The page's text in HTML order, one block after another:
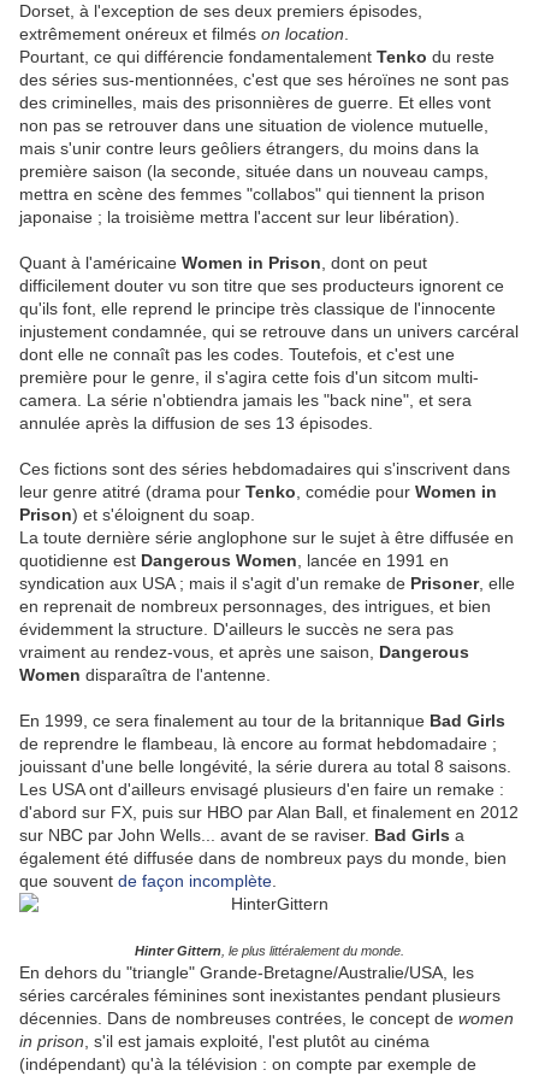
Dorset, à l'exception de ses deux premiers épisodes,
extrêmement onéreux et filmés on location
Pourtant, ce qui différencie fondamentalement Tenko du reste
des séries sus-mentionnées, c'est que ses héroïnes ne sont pas
des criminelles, mais des prisonnières de guerre. Et elles vont
non pas se retrouver dans une situation de violence mutuelle,
mais s'unir contre leurs geôliers étrangers, du moins dans la
première saison (la seconde, située dans un nouveau camps,
mettra en scène des femmes "collabos" qui tiennent la prison
japonaise ; la troisième mettra l'accent sur leur libération).
Quant à l'américaine Women in Prison , dont on peut
difficilement douter vu son titre que ses producteurs ignorent ce
qu'ils font, elle reprend le principe très classique de l'innocente
injustement condamnée, qui se retrouve dans un univers carcéral
dont elle ne connaît pas les codes. Toutefois, et c'est une
première pour le genre, il s'agira cette fois d'un sitcom multi-
camera. La série n'obtiendra jamais les "back nine", et sera
annulée après la diffusion de ses 13 épisodes.
Ces fictions sont des séries hebdomadaires qui s'inscrivent dans
leur genre atitré (drama pour Tenko , comédie pour Women in
Prison) et s'éloignent du soap.
La toute dernière série anglophone sur le sujet à être diffusée en
quotidienne est Dangerous Women , lancée en 1991 en
syndication aux USA ; mais il s'agit d'un remake de Prisoner, elle
en reprenait de nombreux personnages, des intrigues, et bien
évidemment la structure. D'ailleurs le succès ne sera pas
vraiment au rendez-vous, et après une saison, Dangerous
Women disparaîtra de l'antenne.
En 1999, ce sera finalement au tour de la britannique Bad Girls
de reprendre le flambeau, là encore au format hebdomadaire ;
jouissant d'une belle longévité, la série durera au total 8 saisons.
Les USA ont d'ailleurs envisagé plusieurs d'en faire un remake :
d'abord sur FX, puis sur HBO par Alan Ball, et finalement en 2012
sur NBC par John Wells... avant de se raviser. Bad Girls a
également été diffusée dans de nombreux pays du monde, bien
que souvent de façon incomplète
Hinter Gittern , le plus littéralement du monde.
En dehors du "triangle" Grande-Bretagne/Australie/USA, les
séries carcérales féminines sont inexistantes pendant plusieurs
décennies. Dans de nombreuses contrées, le concept de women
in prison , s'il est jamais exploité, l'est plutôt au cinéma
(indépendant) qu'à la télévision : on compte par exemple de